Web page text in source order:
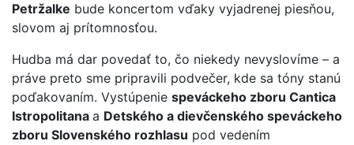
Petržalke bude koncertom vďaky vyjadrenej piesňou,
slovom aj prítomnosťou.
Hudba má dar povedať to, čo niekedy nevyslovíme – a
práve preto sme pripravili podvečer, kde sa tóny stanú
poďakovaním. Vystúpenie speváckeho zboru Cantica
Istropolitana a Detského a dievčenského speváckeho
zboru Slovenského rozhlasu pod vedením